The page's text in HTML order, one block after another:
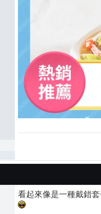
看起來像是一種戴錯